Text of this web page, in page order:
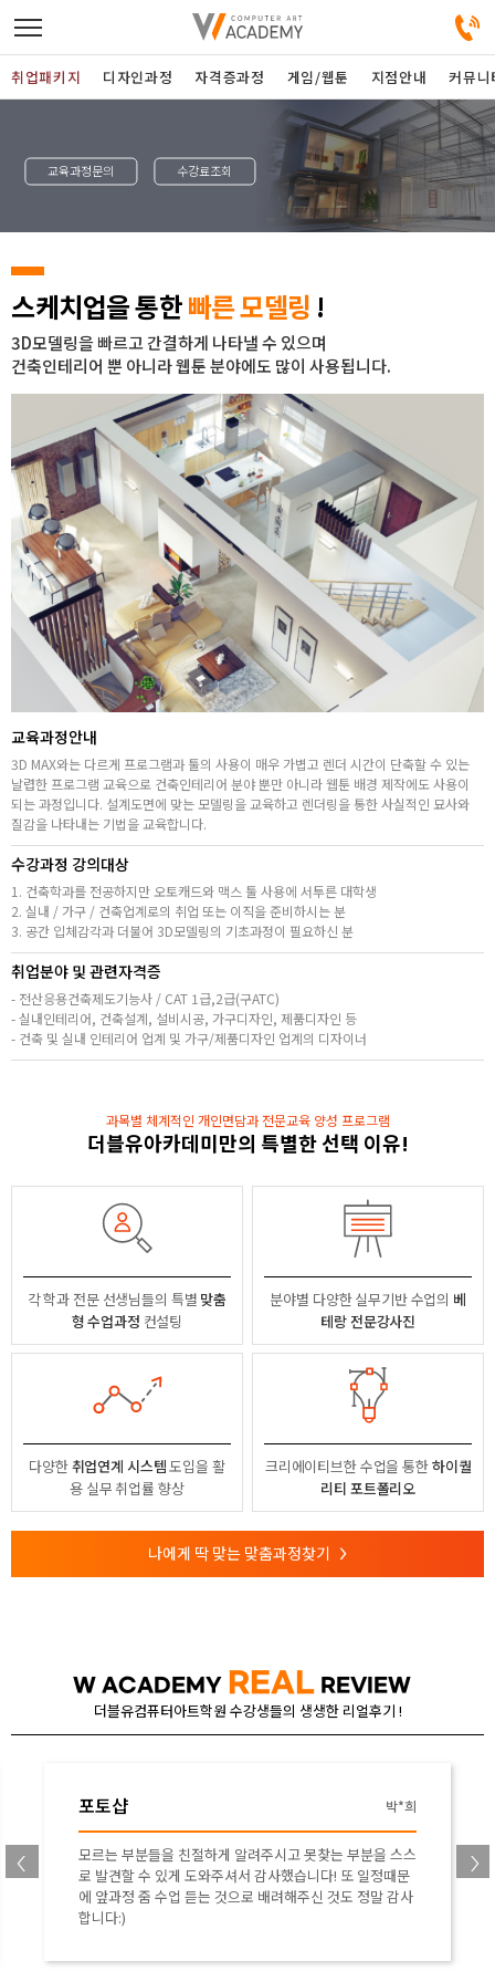
게임과정
자격증과정
커뮤니티
취업패키지
취업지원센터
고객상담센터
아카데미소개
지점별 홈페이지
취업패키지 디자인과정 자격증과정 게임/웹툰 지점안내 커뮤니
교육과정문의 수강료조회
스케치업을 통한빠른 모델링 !
3D모델링을 빠르고 간결하게 나타낼 수 있으며
건축인테리어 뿐 아니라 웹툰 분야에도 많이 사용됩니다.
교육과정안내
3D MAX와는 다르게 프로그램과 툴의 사용이 매우 가볍고 렌더 시간이 단축할 수 있는
날렵한 프로그램 교육으로 건축인테리어 분야 뿐만 아니라 웹툰 배경 제작에도 사용이
되는 과정입니다. 설계도면에 맞는 모델링을 교육하고 렌더링을 통한 사실적인 묘사와
질감을 나타내는 기법을 교육합니다.
수강과정 강의대상
1. 건축학과를 전공하지만 오토캐드와 맥스 툴 사용에 서투른 대학생
2. 실내 / 가구 / 건축업계로의 취업 또는 이직을 준비하시는 분
3. 공간 입체감각과 더불어 3D모델링의 기초과정이 필요하신 분
취업분야 및 관련자격증
- 전산응용건축제도기능사 / CAT 1급,2급(구ATC)
- 실내인테리어, 건축설계, 설비시공, 가구디자인, 제품디자인 등
- 건축 및 실내 인테리어 업계 및 가구/제품디자인 업계의 디자이너
과목별 체계적인 개인면담과 전문교육 양성 프로그램
더블유아카데미만의 특별한 선택 이유!
각 학과 전문 선생님들의 특별 맞춤
형 수업과정 컨설팅
분야별 다양한 실무기반 수업의 베
테랑 전문강사진
다양한취업연계 시스템도입을 활
용실무 취업률 향상
크리에이티브한 수업을 통한하이퀄
리티 포트폴리오
나에게 딱 맞는 맞춤과정찾기 >
W ACADEMY REAL REVIEW
더블유컴퓨터아트학원 수강생들의 생생한 리얼후기 !
포토샵 박*희
모르는 부분들을 친절하게 알려주시고 못찾는 부분을 스스
로 발견할 수 있게 도와주셔서 감사했습니다! 또 일정때문
에 앞과정 줌 수업 듣는 것으로 배려해주신 것도 정말 감사
합니다:)